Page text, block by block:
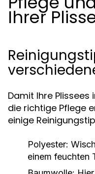
Ihrer
Damit Ihre
die richtige Pflege
einige
Polyester:
einem feuchten